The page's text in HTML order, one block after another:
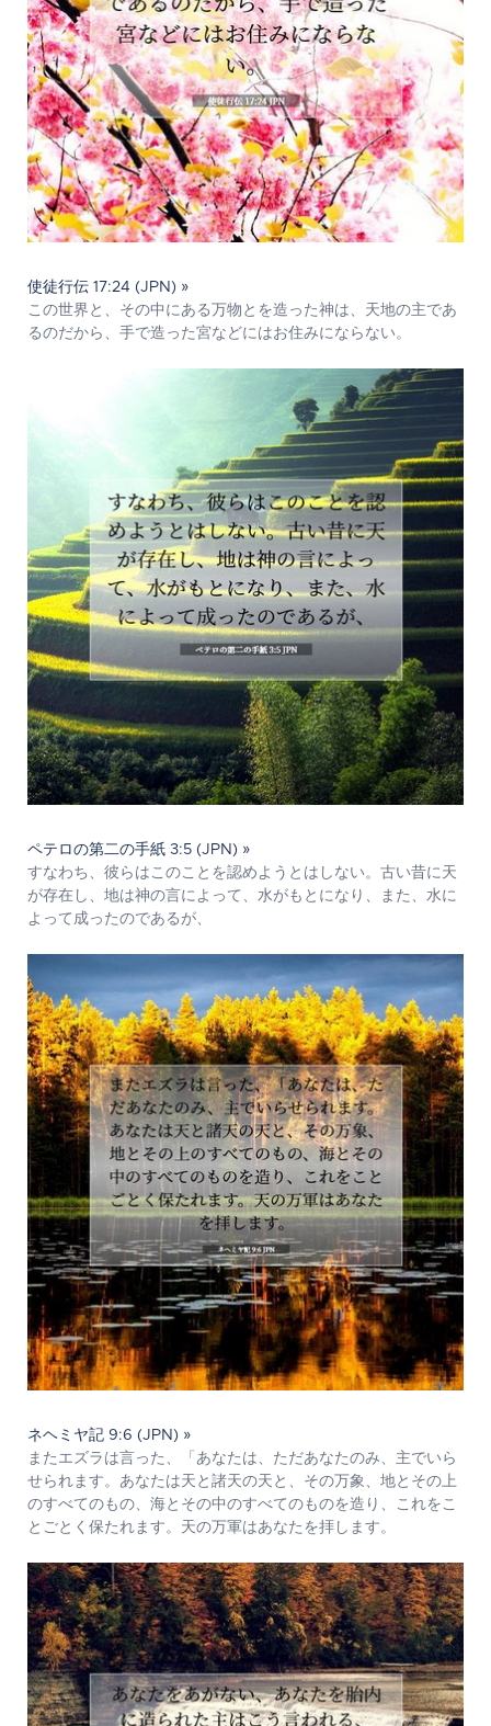
使徒行伝 17:24 (JPN) »
この世界と、その中にある万物とを造った神は、天地の主であ
るのだから、手で造った宮などにはお住みにならない。
ペテロの第二の手紙 3:5 (JPN) »
すなわち、彼らはこのことを認めようとはしない。古い昔に天
が存在し、地は神の言によって、水がもとになり、また、水に
よって成ったのであるが、
ネヘミヤ記 9:6 (JPN) »
またエズラは言った、「あなたは、ただあなたのみ、主でいら
せられます。あなたは天と諸天の天と、その万象、地とその上
のすべてのもの、海とその中のすべてのものを造り、これをこ
とごとく保たれます。天の万軍はあなたを拝します。